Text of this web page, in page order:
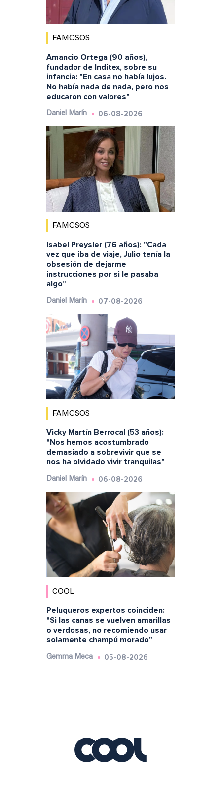
FAMOSOS
Amancio Ortega (90 años),
fundador de Inditex, sobre su
infancia: "En casa no había lujos.
No había nada de nada, pero nos
educaron con valores"
Daniel Marín 06-08-2026
FAMOSOS
Isabel Preysler (76 años): "Cada
vez que iba de viaje, Julio tenía la
obsesión de dejarme
instrucciones por si le pasaba
algo"
Daniel Marín 07-08-2026
FAMOSOS
Vicky Martín Berrocal (53 años):
"Nos hemos acostumbrado
demasiado a sobrevivir que se
nos ha olvidado vivir tranquilas"
Daniel Marín 06-08-2026
COOL
Peluqueros expertos coinciden:
"Si las canas se vuelven amarillas
o verdosas, no recomiendo usar
solamente champú morado"
Gemma Meca 05-08-2026